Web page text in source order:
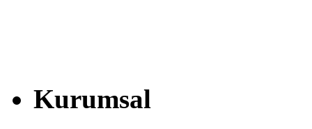
Kurumsal